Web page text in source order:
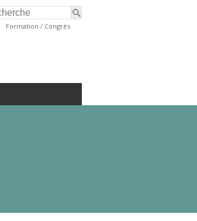
Formation / Congrès